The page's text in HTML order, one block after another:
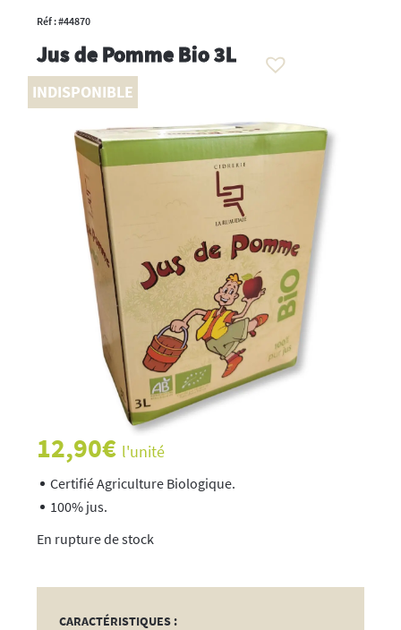
Réf : #44870
Jus de Pomme Bio 3L
INDISPONIBLE
12,90€ l'unité
Certifié Agriculture Biologique.
100% jus.
rupture de stock
CARACTÉRISTIQUES :